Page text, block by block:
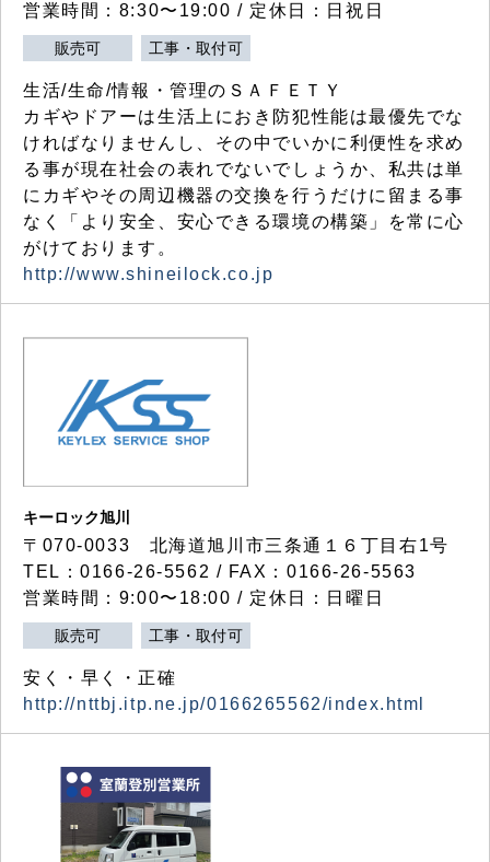
営業時間：8:30〜19:00 / 定休日：日祝日
販売可 工事・取付可
生活/生命/情報・管理のＳＡＦＥＴＹ
カギやドアーは生活上におき防犯性能は最優先でな
ければなりませんし、その中でいかに利便性を求め
る事が現在社会の表れでないでしょうか、私共は単
にカギやその周辺機器の交換を行うだけに留まる事
なく「より安全、安心できる環境の構築」を常に心
がけております。
http://www.shineilock.co.jp
キーロック旭川
〒070-0033 北海道旭川市三条通１６丁目右1号
TEL：0166-26-5562 / FAX：0166-26-5563
営業時間：9:00〜18:00 / 定休日：日曜日
販売可 工事・取付可
安く・早く・正確
http://nttbj.itp.ne.jp/0166265562/index.html